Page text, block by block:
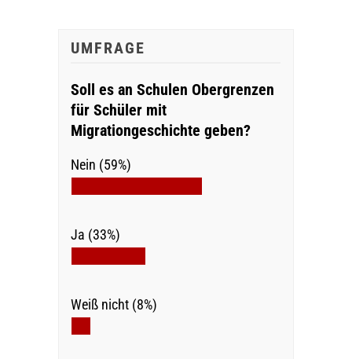
UMFRAGE
Soll es an Schulen Obergrenzen
für Schüler mit
Migrationgeschichte geben?
Nein (59%)
Ja (33%)
Weiß nicht (8%)